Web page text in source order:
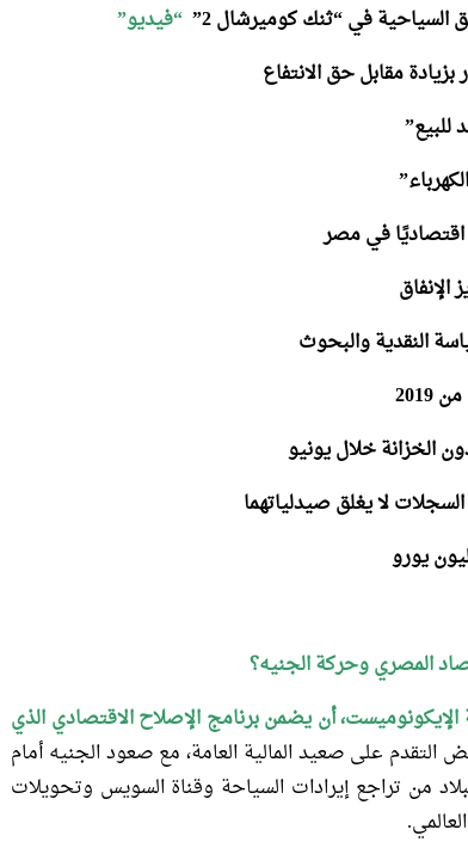
في “ثنك كوميرشال 2”
“فيديو”
مقابل حق الانتفاع
اقتصاديًا في مصر
النقدية والبحوث
لا يغلق صيدلياتهما
المصري وحركة الجنيه؟
أن يضمن برنامج الإصلاح الاقتصادي الذي
التقدم على صعيد المالية العامة، مع صعود الجنيه أمام
من تراجع إيرادات السياحة وقناة السويس وتحويلات